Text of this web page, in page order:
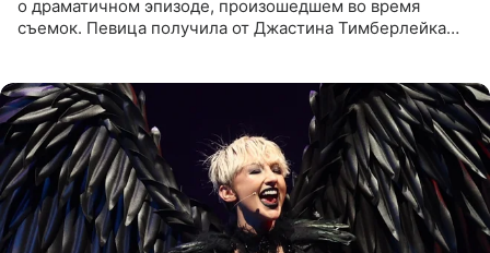
о драматичном эпизоде, произошедшем во время
съемок. Певица получила от Джастина Тимберлейка